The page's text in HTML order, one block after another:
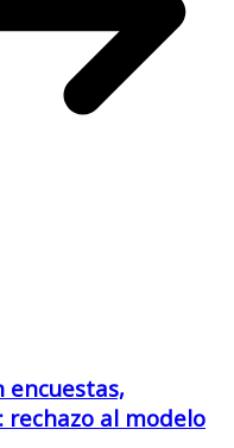
encuestas,
rechazo al modelo